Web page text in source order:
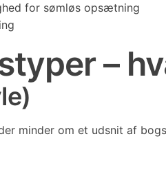
for sømløs opsætning
–
minder om et udsnit af